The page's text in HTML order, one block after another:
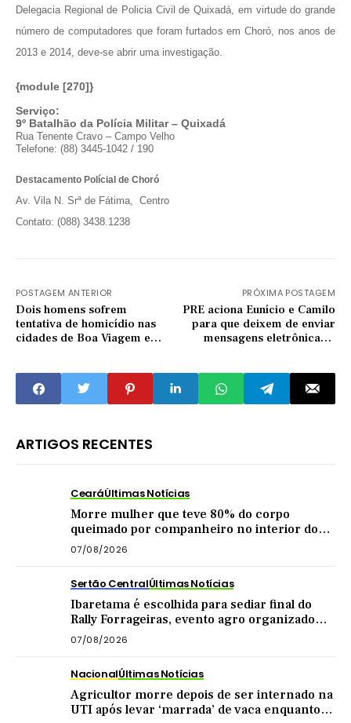
Delegacia Regional de Policia Civil de Quixadá, em virtude do grande
número de computadores que foram furtados em Choró, nos anos de
2013 e 2014, deve-se abrir uma investigação.
{module [270]}
Serviço:
9º Batalhão da Polícia Militar – Quixadá
Rua Tenente Cravo – Campo Velho
Telefone: (88) 3445-1042 / 190
Destacamento Polícial de Choró
Av. Vila N. Srª de Fátima, Centro
Contato: (088) 3438.1238
POSTAGEM ANTERIOR
Dois homens sofrem
tentativa de homicídio nas
cidades de Boa Viagem e
PRÓXIMA POSTAGEM
PRE aciona Eunício e Camilo
para que deixem de enviar
mensagens eletrônicas a
ARTIGOS RECENTES
CearáÚltimas Notícias
Morre mulher que teve 80% do corpo
queimado por companheiro no interior do
Ceará
07/08/2026
Sertão CentralÚltimas Notícias
Ibaretama é escolhida para sediar final do
Rally Forrageiras, evento agro organizado
pela CNA
07/08/2026
NacionalÚltimas Notícias
Agricultor morre depois de ser internado na
UTI após levar ‘marrada’ de vaca enquanto